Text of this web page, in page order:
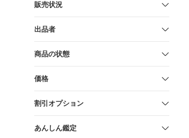
販売状況
出品者
商品の状態
価格
割引オプション
あんしん鑑定